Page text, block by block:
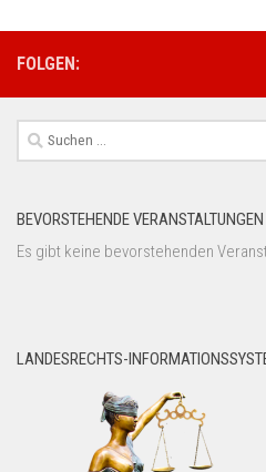
FOLGEN:
Suchen
nach:
BEVORSTEHENDE VERANSTALTUNGEN
Es gibt keine bevorstehenden
LANDESRECHTS-